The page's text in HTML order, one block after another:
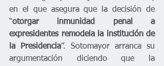
en el que asegura que la decisión de
“otorgar inmunidad penal a
expresidentes remodela la institución de
la Presidencia”. Sotomayor arranca su
argumentación diciendo que la